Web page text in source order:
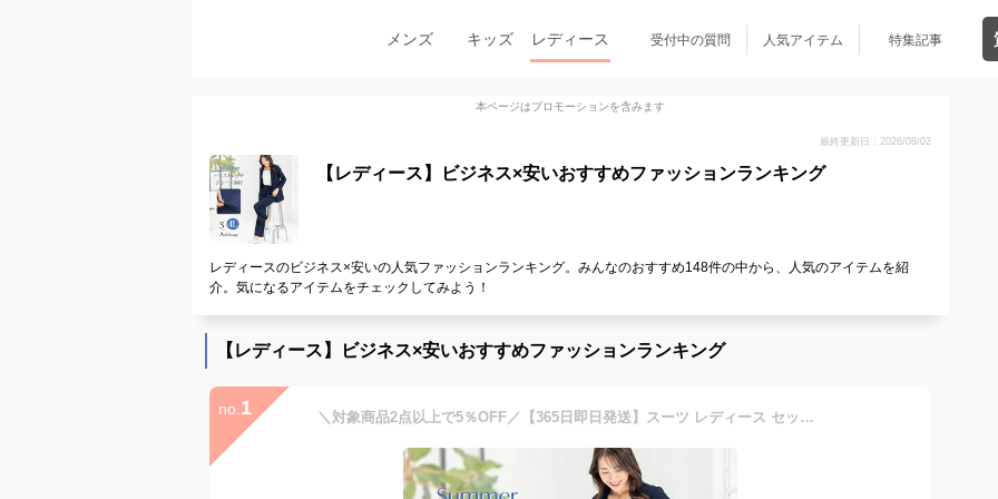
メンズ キッズ レディース 受付中の質問 人気アイテム 特集記事
本ページはプロモーションを含みます
最終更新日：2026/08/02
【レディース】ビジネス×安いおすすめファッションランキング
レディースのビジネス×安いの人気ファッションランキング。みんなのおすすめ148件の中から、人気のアイテムを紹
介。気になるアイテムをチェックしてみよう！
【レディース】ビジネス×安いおすすめファッションランキング
no. 1 ＼対象商品2点以上で5％OFF／【365日即日発送】スーツ レディース セットアップ 夏 裏地なし 洗える パンツスーツ オフィスカジュアル クールビズ ビジネススーツ リクルート ストレッチ 大きいサイズ フォーマル 通勤 女性 ネイビー かっこいい 春夏秋 試着チケット対象